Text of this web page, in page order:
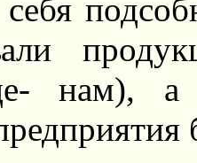
нам), а